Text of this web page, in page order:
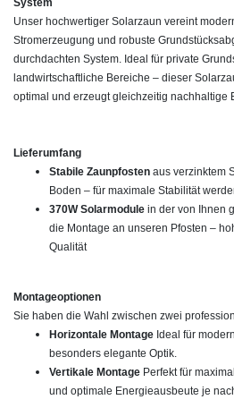
System
Unser hochwertiger Solarzaun vereint
Stromerzeugung und robuste
durchdachten System. Ideal für private
landwirtschaftliche Bereiche – dieser
optimal und erzeugt gleichzeitig nachhaltige
Lieferumfang
Stabile Zaunpfosten aus verzinktem
Boden – für maximale Stabilität
370W Solarmodule in der von Ihnen
die Montage an unseren Pfosten –
Qualität
Montageoptionen
Sie haben die Wahl zwischen zwei
Horizontale Montage Ideal für
besonders elegante Optik.
Vertikale Montage Perfekt für
und optimale Energieausbeute je